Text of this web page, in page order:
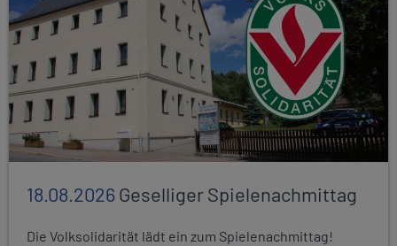
18.08.2026Geselliger Spielenachmittag
Die Volksolidarität lädt ein zum Spielenachmittag!